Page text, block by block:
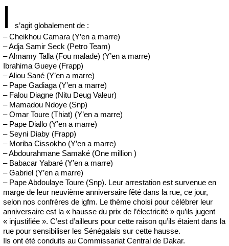
l
s’agit globalement de :
– Cheikhou Camara (Y’en a marre)
– Adja Samir Seck (Petro Team)
– Almamy Talla (Fou malade) (Y’en a marre)
Ibrahima Gueye (Frapp)
– Aliou Sané (Y’en a marre)
– Pape Gadiaga (Y’en a marre)
– Falou Diagne (Nitu Deug Valeur)
– Mamadou Ndoye (Snp)
– Omar Toure (Thiat) (Y’en a marre)
– Pape Diallo (Y’en a marre)
– Seyni Diaby (Frapp)
– Moriba Cissokho (Y’en a marre)
– Abdourahmane Samaké (One million )
– Babacar Yabaré (Y’en a marre)
– Gabriel (Y’en a marre)
– Pape Abdoulaye Toure (Snp). Leur arrestation est survenue en
marge de leur neuvième anniversaire fêté dans la rue, ce jour,
selon nos confrères de igfm. Le thème choisi pour célébrer leur
anniversaire est la « hausse du prix de l’électricité » qu’ils jugent
« injustifiée ». C’est d’ailleurs pour cette raison qu’ils étaient dans la
rue pour sensibiliser les Sénégalais sur cette hausse.
Ils ont été conduits au Commissariat Central de Dakar.